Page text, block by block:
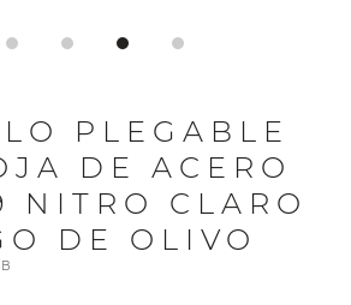
PLEGABLE
DE ACERO
NITRO CLARO
DE OLIVO